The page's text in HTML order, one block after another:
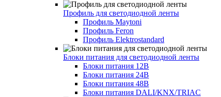
Профиль для светодиодной ленты
Профиль Maytoni
Профиль Feron
Профиль Elektrostandard
Блоки питания для светодиодной ленты
Блоки питания 12В
Блоки питания 24В
Блоки питания 48В
Блоки питания DALI/KNX/TRIAC